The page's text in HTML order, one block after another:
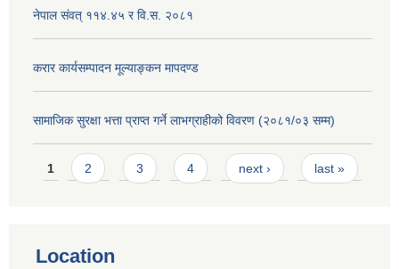
नेपाल संवत् ११४.४५ र वि.स. २०८१
करार कार्यसम्पादन मूल्याङ्कन मापदण्ड
सामाजिक सुरक्षा भत्ता प्राप्त गर्ने लाभग्राहीको विवरण (२०८१/०३ सम्म)
Pages
1 2 3 4 next › last »
Location